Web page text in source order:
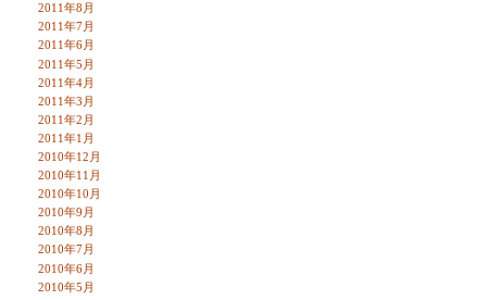
2011年8月
2011年7月
2011年6月
2011年5月
2011年4月
2011年3月
2011年2月
2011年1月
2010年12月
2010年11月
2010年10月
2010年9月
2010年8月
2010年7月
2010年6月
2010年5月